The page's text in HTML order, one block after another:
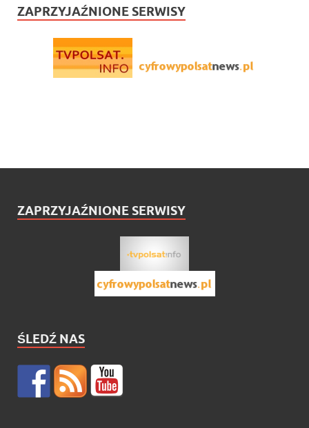
ZAPRZYJAŹNIONE SERWISY
ZAPRZYJAŹNIONE SERWISY
ŚLEDŹ NAS